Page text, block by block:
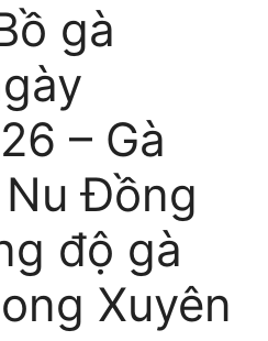
gà
– Gà
Đồng
độ gà
Xuyên